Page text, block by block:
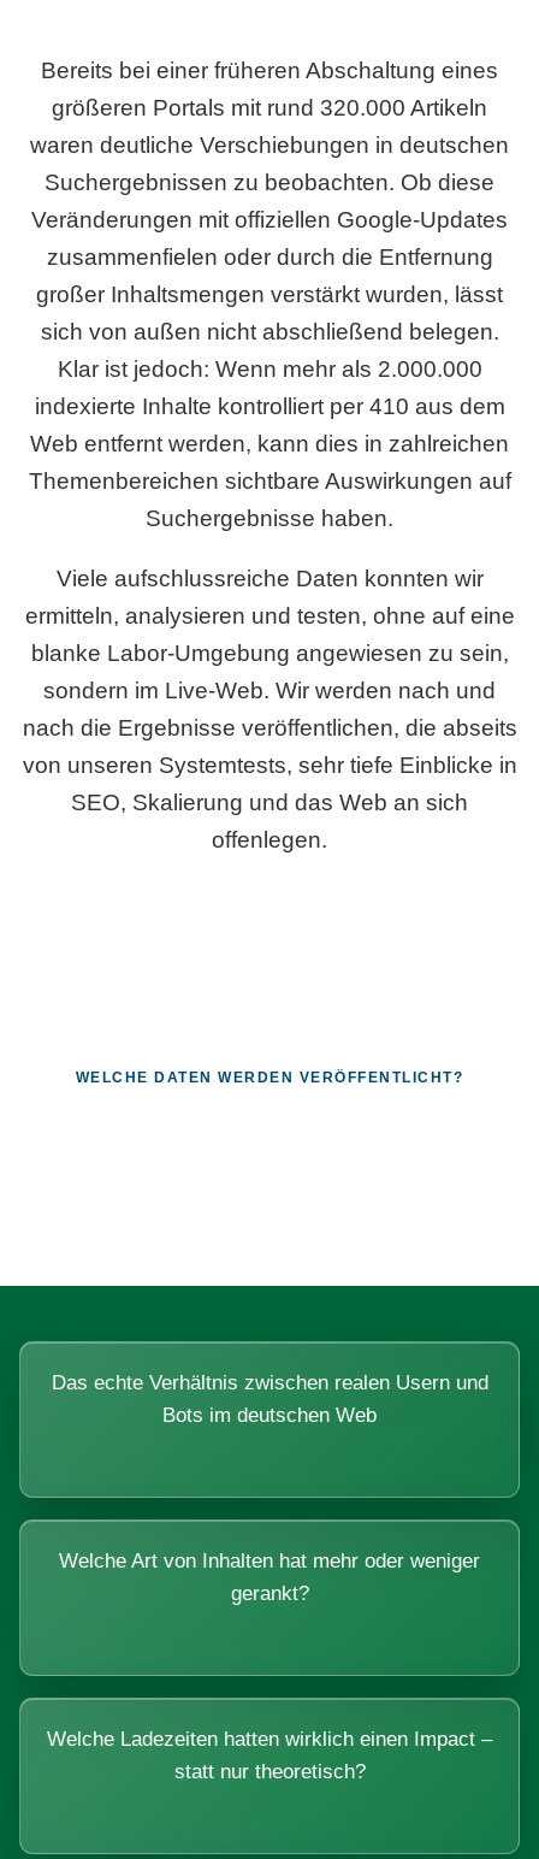
Bereits bei einer früheren Abschaltung eines
größeren Portals mit rund 320.000 Artikeln
waren deutliche Verschiebungen in deutschen
Suchergebnissen zu beobachten. Ob diese
Veränderungen mit offiziellen Google-Updates
zusammenfielen oder durch die Entfernung
großer Inhaltsmengen verstärkt wurden, lässt
sich von außen nicht abschließend belegen.
Klar ist jedoch: Wenn mehr als 2.000.000
indexierte Inhalte kontrolliert per 410 aus dem
Web entfernt werden, kann dies in zahlreichen
Themenbereichen sichtbare Auswirkungen auf
Suchergebnisse haben.
Viele aufschlussreiche Daten konnten wir
ermitteln, analysieren und testen, ohne auf eine
blanke Labor-Umgebung angewiesen zu sein,
sondern im Live-Web. Wir werden nach und
nach die Ergebnisse veröffentlichen, die abseits
von unseren Systemtests, sehr tiefe Einblicke in
SEO, Skalierung und das Web an sich
offenlegen.
WELCHE DATEN WERDEN VERÖFFENTLICHT?
Das echte Verhältnis zwischen realen Usern und
Bots im deutschen Web
Welche Art von Inhalten hat mehr oder weniger
gerankt?
Welche Ladezeiten hatten wirklich einen Impact –
statt nur theoretisch?